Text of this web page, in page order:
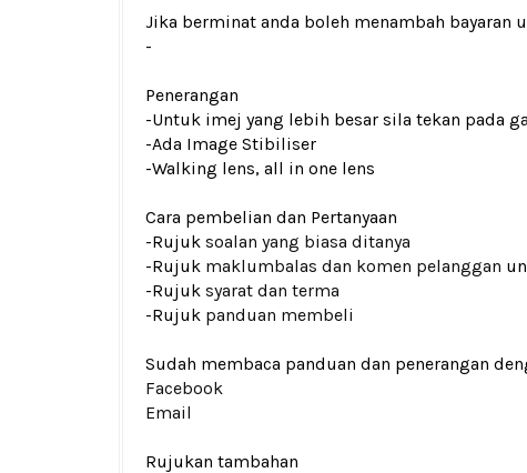
Jika berminat anda boleh menambah bayaran
-
Penerangan
-Untuk imej yang lebih besar sila tekan pada
-Ada Image Stibiliser
-Walking lens, all in one lens
Cara pembelian dan Pertanyaan
-Rujuk soalan yang biasa ditanya
-Rujuk maklumbalas dan komen pelanggan
-Rujuk syarat dan terma
-Rujuk panduan membeli
Sudah membaca panduan dan penerangan
Facebook
Email
Rujukan tambahan